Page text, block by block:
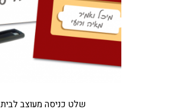
שלט כניסה מעוצב לבית